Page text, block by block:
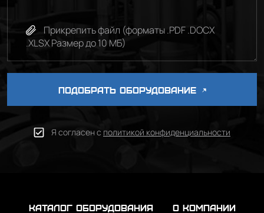
Прикрепить файл (форматы .PDF .DOCX
.XLSX Размер до 10 МБ)
ПОДОБРАТЬ ОБОРУДОВАНИЕ
Я согласен с политикой конфиденциальности
каталог оборудования
о компании